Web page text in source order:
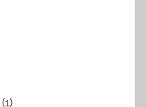
(1)